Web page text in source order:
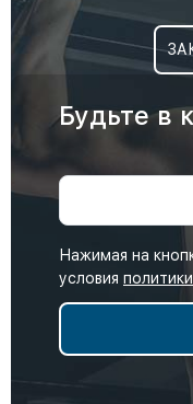
Будьте в
Нажимая на
условия